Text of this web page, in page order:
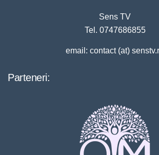
Sens TV
Tel. 0747686855
email: contact (at)
Parteneri: